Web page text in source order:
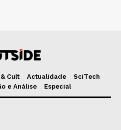
Cult Actualidade
SciTech
e Análise Especial